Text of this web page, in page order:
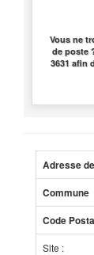
Vous ne
de poste
3631 afin
Adresse
Commune
Code
Site :